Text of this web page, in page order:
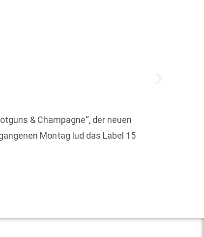
& Champagne“, der neuen
Montag lud das Label 15